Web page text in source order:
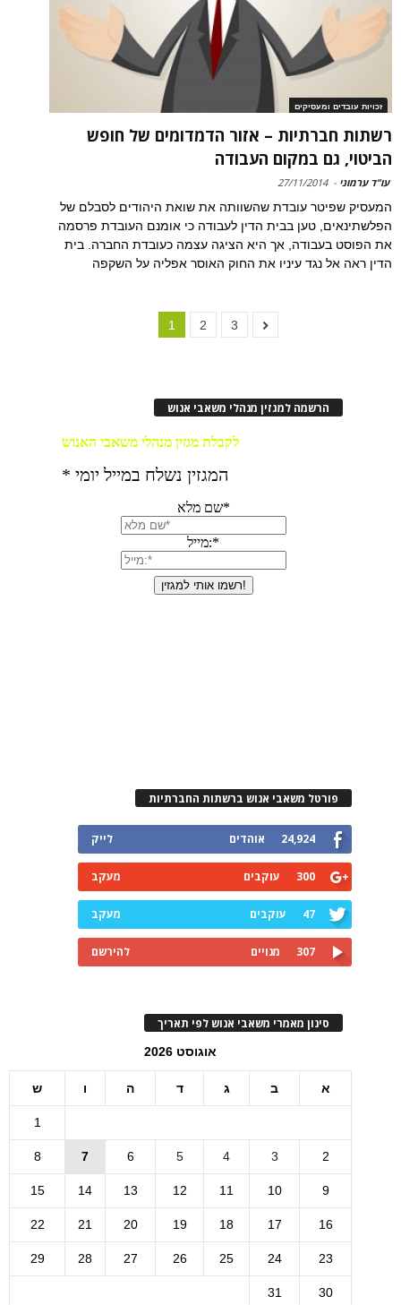
זכויות עובדים ומעסיקים
רשתות חברתיות – אזור הדמדומים של חופש
הביטוי, גם במקום העבודה
עו"ד ערמוני -
27/11/2014
המעסיק שפיטר עובדת שהשוותה את שואת היהודים לסבלם של
הפלשתינאים, טען בבית הדין לעבודה כי אומנם העובדת פרסמה
את הפוסט בעבודה, אך היא הציגה עצמה כעובדת החברה. בית
הדין ראה אל נגד עיניו את החוק האוסר אפליה על השקפה
1 2 3
הרשמה למגזין מנהלי משאבי אנוש
פורטל משאבי אנוש ברשתות החברתיות
24,924 אוהדים לייק
300 עוקבים מעקב
47 עוקבים מעקב
307 מנויים להירשם
סינון מאמרי משאבי אנוש לפי תאריך
אוגוסט 2026
א ב ג ד ה ו ש
1
2
3
4
5
6
7
8
9
10
11
12
13
14
15
16
17
18
19
20
21
22
23
24
25
26
27
28
29
30
31